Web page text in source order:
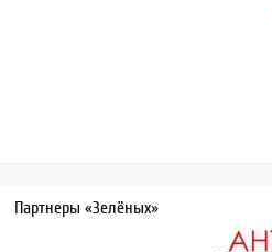
Партнеры «Зелёных»